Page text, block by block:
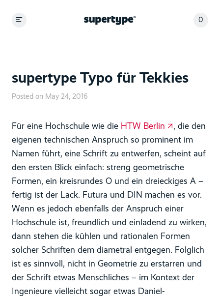
0
supertype Typo für Tekkies
Posted on May 24, 2016
Für eine Hochschule wie die HTW Berlin
, die den
eigenen technischen Anspruch so prominent im
Namen führt, eine Schrift zu entwerfen, scheint auf
den ersten Blick einfach: streng geometrische
Formen, ein kreisrundes O und ein dreieckiges A –
fertig ist der Lack. Futura und DIN machen es vor.
Wenn es jedoch ebenfalls der Anspruch einer
Hochschule ist, freundlich und einladend zu wirken,
dann stehen die kühlen und rationalen Formen
solcher Schriften dem diametral entgegen. Folglich
ist es sinnvoll, nicht in Geometrie zu erstarren und
der Schrift etwas Menschliches – im Kontext der
Ingenieure vielleicht sogar etwas Daniel-